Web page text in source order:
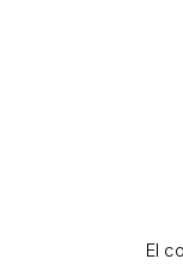
El